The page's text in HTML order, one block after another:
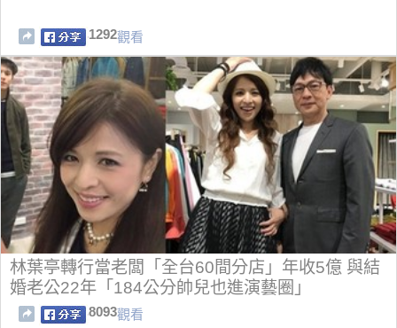
1292觀看
林葉亭轉行當老闆「全台60間分店」年收5億 與結
婚老公22年「184公分帥兒也進演藝圈」
8093觀看